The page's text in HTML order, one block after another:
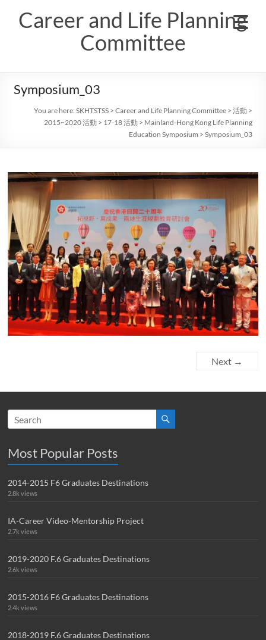
contentCareer and Life Planning
Committee
Symposium_03
You are here:SKHTSTSS >Career and Life Planning Committee >活動 >
2015~2020 活動 > 17-18 活動 > Mainland-Hong Kong Life Planning
Education Symposium >Symposium_03
Next →
Most Popular Posts
2014-2015 F6 Graduates Destinations
2.8k views
IA-Career Video-Mentorship Project
2.7k views
2019-2020 F.6 Graduates Destinations
2.6k views
2015-2016 F6 Graduates Destinations
2.4k views
2018-2019 F.6 Graduates Destinations